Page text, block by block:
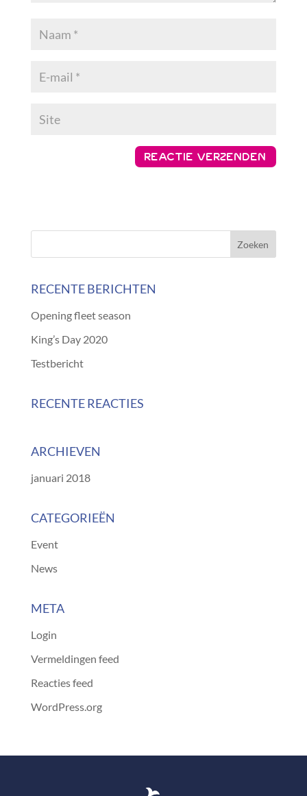
RECENTE BERICHTEN
Opening fleet season
King’s Day 2020
Testbericht
RECENTE REACTIES
ARCHIEVEN
januari 2018
CATEGORIEËN
Event
News
META
Login
Vermeldingen feed
Reacties feed
WordPress.org